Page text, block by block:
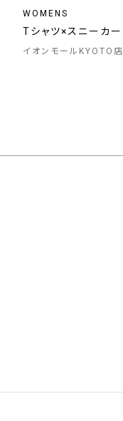
WOMENS
Tシャツ×スニーカー
イオンモールKYOTO店